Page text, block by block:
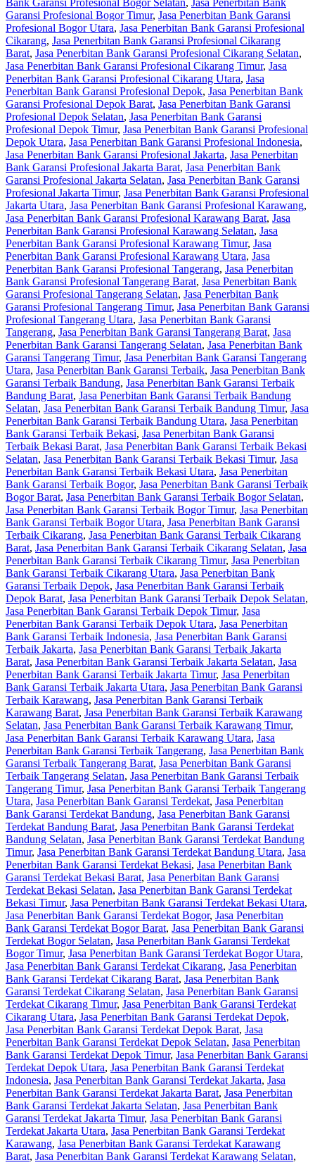
Garansi Profesional Bogor Timur, Jasa Penerbitan Bank Garansi
Profesional Bogor Utara, Jasa Penerbitan Bank Garansi Profesional
Cikarang, Jasa Penerbitan Bank Garansi Profesional Cikarang
Barat, Jasa Penerbitan Bank Garansi Profesional Cikarang Selatan,
Jasa Penerbitan Bank Garansi Profesional Cikarang Timur, Jasa
Penerbitan Bank Garansi Profesional Cikarang Utara, Jasa
Penerbitan Bank Garansi Profesional Depok, Jasa Penerbitan Bank
Garansi Profesional Depok Barat, Jasa Penerbitan Bank Garansi
Profesional Depok Selatan, Jasa Penerbitan Bank Garansi
Profesional Depok Timur, Jasa Penerbitan Bank Garansi Profesional
Depok Utara, Jasa Penerbitan Bank Garansi Profesional Indonesia,
Jasa Penerbitan Bank Garansi Profesional Jakarta, Jasa Penerbitan
Bank Garansi Profesional Jakarta Barat, Jasa Penerbitan Bank
Garansi Profesional Jakarta Selatan, Jasa Penerbitan Bank Garansi
Profesional Jakarta Timur, Jasa Penerbitan Bank Garansi Profesional
Jakarta Utara, Jasa Penerbitan Bank Garansi Profesional Karawang,
Jasa Penerbitan Bank Garansi Profesional Karawang Barat, Jasa
Penerbitan Bank Garansi Profesional Karawang Selatan, Jasa
Penerbitan Bank Garansi Profesional Karawang Timur, Jasa
Penerbitan Bank Garansi Profesional Karawang Utara, Jasa
Penerbitan Bank Garansi Profesional Tangerang, Jasa Penerbitan
Bank Garansi Profesional Tangerang Barat, Jasa Penerbitan Bank
Garansi Profesional Tangerang Selatan, Jasa Penerbitan Bank
Garansi Profesional Tangerang Timur, Jasa Penerbitan Bank Garansi
Profesional Tangerang Utara, Jasa Penerbitan Bank Garansi
Tangerang, Jasa Penerbitan Bank Garansi Tangerang Barat, Jasa
Penerbitan Bank Garansi Tangerang Selatan, Jasa Penerbitan Bank
Garansi Tangerang Timur, Jasa Penerbitan Bank Garansi Tangerang
Utara, Jasa Penerbitan Bank Garansi Terbaik, Jasa Penerbitan Bank
Garansi Terbaik Bandung, Jasa Penerbitan Bank Garansi Terbaik
Bandung Barat, Jasa Penerbitan Bank Garansi Terbaik Bandung
Selatan, Jasa Penerbitan Bank Garansi Terbaik Bandung Timur, Jasa
Penerbitan Bank Garansi Terbaik Bandung Utara, Jasa Penerbitan
Bank Garansi Terbaik Bekasi, Jasa Penerbitan Bank Garansi
Terbaik Bekasi Barat, Jasa Penerbitan Bank Garansi Terbaik Bekasi
Selatan, Jasa Penerbitan Bank Garansi Terbaik Bekasi Timur, Jasa
Penerbitan Bank Garansi Terbaik Bekasi Utara, Jasa Penerbitan
Bank Garansi Terbaik Bogor, Jasa Penerbitan Bank Garansi Terbaik
Bogor Barat, Jasa Penerbitan Bank Garansi Terbaik Bogor Selatan,
Jasa Penerbitan Bank Garansi Terbaik Bogor Timur, Jasa Penerbitan
Bank Garansi Terbaik Bogor Utara, Jasa Penerbitan Bank Garansi
Terbaik Cikarang, Jasa Penerbitan Bank Garansi Terbaik Cikarang
Barat, Jasa Penerbitan Bank Garansi Terbaik Cikarang Selatan, Jasa
Penerbitan Bank Garansi Terbaik Cikarang Timur, Jasa Penerbitan
Bank Garansi Terbaik Cikarang Utara, Jasa Penerbitan Bank
Garansi Terbaik Depok, Jasa Penerbitan Bank Garansi Terbaik
Depok Barat, Jasa Penerbitan Bank Garansi Terbaik Depok Selatan,
Jasa Penerbitan Bank Garansi Terbaik Depok Timur, Jasa
Penerbitan Bank Garansi Terbaik Depok Utara, Jasa Penerbitan
Bank Garansi Terbaik Indonesia, Jasa Penerbitan Bank Garansi
Terbaik Jakarta, Jasa Penerbitan Bank Garansi Terbaik Jakarta
Barat, Jasa Penerbitan Bank Garansi Terbaik Jakarta Selatan, Jasa
Penerbitan Bank Garansi Terbaik Jakarta Timur, Jasa Penerbitan
Bank Garansi Terbaik Jakarta Utara, Jasa Penerbitan Bank Garansi
Terbaik Karawang, Jasa Penerbitan Bank Garansi Terbaik
Karawang Barat, Jasa Penerbitan Bank Garansi Terbaik Karawang
Selatan, Jasa Penerbitan Bank Garansi Terbaik Karawang Timur,
Jasa Penerbitan Bank Garansi Terbaik Karawang Utara, Jasa
Penerbitan Bank Garansi Terbaik Tangerang, Jasa Penerbitan Bank
Garansi Terbaik Tangerang Barat, Jasa Penerbitan Bank Garansi
Terbaik Tangerang Selatan, Jasa Penerbitan Bank Garansi Terbaik
Tangerang Timur, Jasa Penerbitan Bank Garansi Terbaik Tangerang
Utara, Jasa Penerbitan Bank Garansi Terdekat, Jasa Penerbitan
Bank Garansi Terdekat Bandung, Jasa Penerbitan Bank Garansi
Terdekat Bandung Barat, Jasa Penerbitan Bank Garansi Terdekat
Bandung Selatan, Jasa Penerbitan Bank Garansi Terdekat Bandung
Timur, Jasa Penerbitan Bank Garansi Terdekat Bandung Utara, Jasa
Penerbitan Bank Garansi Terdekat Bekasi, Jasa Penerbitan Bank
Garansi Terdekat Bekasi Barat, Jasa Penerbitan Bank Garansi
Terdekat Bekasi Selatan, Jasa Penerbitan Bank Garansi Terdekat
Bekasi Timur, Jasa Penerbitan Bank Garansi Terdekat Bekasi Utara,
Jasa Penerbitan Bank Garansi Terdekat Bogor, Jasa Penerbitan
Bank Garansi Terdekat Bogor Barat, Jasa Penerbitan Bank Garansi
Terdekat Bogor Selatan, Jasa Penerbitan Bank Garansi Terdekat
Bogor Timur, Jasa Penerbitan Bank Garansi Terdekat Bogor Utara,
Jasa Penerbitan Bank Garansi Terdekat Cikarang, Jasa Penerbitan
Bank Garansi Terdekat Cikarang Barat, Jasa Penerbitan Bank
Garansi Terdekat Cikarang Selatan, Jasa Penerbitan Bank Garansi
Terdekat Cikarang Timur, Jasa Penerbitan Bank Garansi Terdekat
Cikarang Utara, Jasa Penerbitan Bank Garansi Terdekat Depok,
Jasa Penerbitan Bank Garansi Terdekat Depok Barat, Jasa
Penerbitan Bank Garansi Terdekat Depok Selatan, Jasa Penerbitan
Bank Garansi Terdekat Depok Timur, Jasa Penerbitan Bank Garansi
Terdekat Depok Utara, Jasa Penerbitan Bank Garansi Terdekat
Indonesia, Jasa Penerbitan Bank Garansi Terdekat Jakarta, Jasa
Penerbitan Bank Garansi Terdekat Jakarta Barat, Jasa Penerbitan
Bank Garansi Terdekat Jakarta Selatan, Jasa Penerbitan Bank
Garansi Terdekat Jakarta Timur, Jasa Penerbitan Bank Garansi
Terdekat Jakarta Utara, Jasa Penerbitan Bank Garansi Terdekat
Karawang, Jasa Penerbitan Bank Garansi Terdekat Karawang
Barat, Jasa Penerbitan Bank Garansi Terdekat Karawang Selatan,